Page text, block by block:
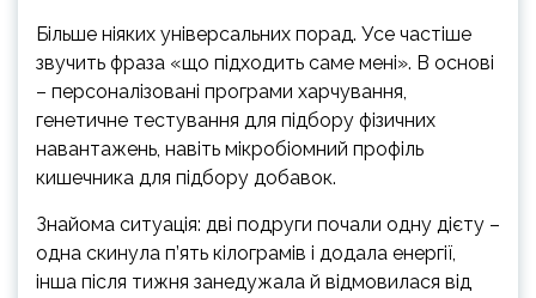
Більше ніяких універсальних порад. Усе частіше
звучить фраза «що підходить саме мені». В основі
– персоналізовані програми харчування,
генетичне тестування для підбору фізичних
навантажень, навіть мікробіомний профіль
кишечника для підбору добавок.
Знайома ситуація: дві подруги почали одну дієту –
одна скинула п’ять кілограмів і додала енергії,
інша після тижня занедужала й відмовилася від